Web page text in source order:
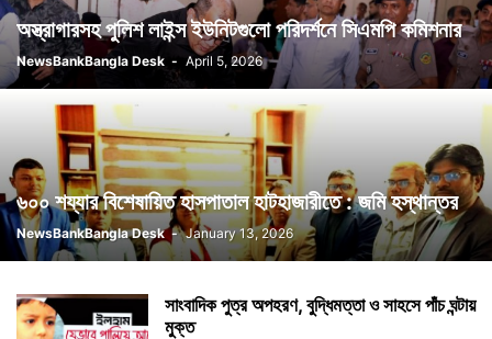
অস্ত্রাগারসহ পুলিশ লাইন্স ইউনিটগুলো পরিদর্শনে সিএমপি কমিশনার
NewsBankBangla Desk - April 5, 2026
৬০০ শয্যার বিশেষায়িত হাসপাতাল হাটহাজারীতে : জমি হস্থান্তর
NewsBankBangla Desk - January 13, 2026
সাংবাদিক পুত্র অপহরণ, বুদ্ধিমত্তা ও সাহসে পাঁচ ঘন্টায়
মুক্ত